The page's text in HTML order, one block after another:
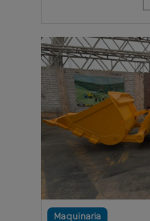
Maquinaria